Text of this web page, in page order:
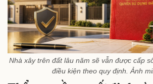
Nhà xây trên đất lâu năm sẽ vẫn được cấp
điều kiện theo quy định. Ảnh